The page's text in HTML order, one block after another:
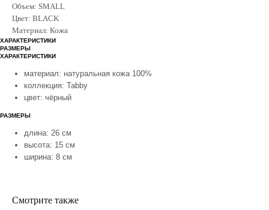
Объем: SMALL
Цвет: BLACK
Материал: Кожа
ХАРАКТЕРИСТИКИ
РАЗМЕРЫ
ХАРАКТЕРИСТИКИ
материал: натуральная кожа 100%
коллекция: Tabby
цвет: чёрный
РАЗМЕРЫ
длина: 26 см
высота: 15 см
ширина: 8 см
Смотрите также
каталог
покупателям
обмен и возврат
размеры
сертификаты